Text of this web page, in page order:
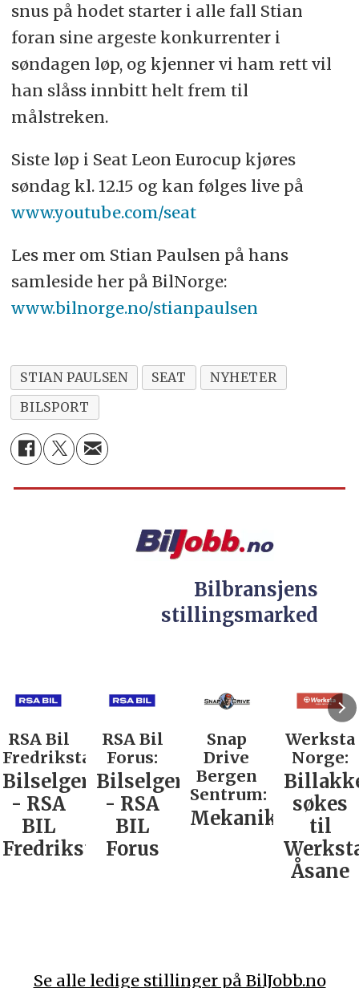
snus på hodet starter i alle fall Stian
foran sine argeste konkurrenter i
søndagen løp, og kjenner vi ham rett vil
han slåss innbitt helt frem til
målstreken.
Siste løp i Seat Leon Eurocup kjøres
søndag kl. 12.15 og kan følges live på
www.youtube.com/seat
Les mer om Stian Paulsen på hans
samleside her på BilNorge:
www.bilnorge.no/stianpaulsen
STIAN PAULSEN SEAT
NYHETER
BILSPORT
Bilbransjens
stillingsmarked
RSA Bil
Fredrikstad:
Bilselger
- RSA
BIL
Fredrikstad
RSA Bil
Forus:
Bilselger
- RSA
BIL
Forus
Snap
Drive
Bergen
Sentrum:
Mekaniker
Werksta
Norge:
søkes
til
Åsane
Se alle ledige stillinger på BilJobb.no